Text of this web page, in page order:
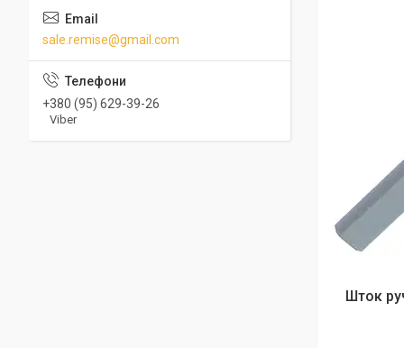
Шток
sale.remise@gmail.com
+380 (95) 629-39-26
Viber